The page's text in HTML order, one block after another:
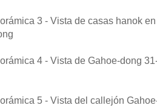
3 - Vista de casas hanok
4 - Vista de Gahoe-dong
5 - Vista del callejón